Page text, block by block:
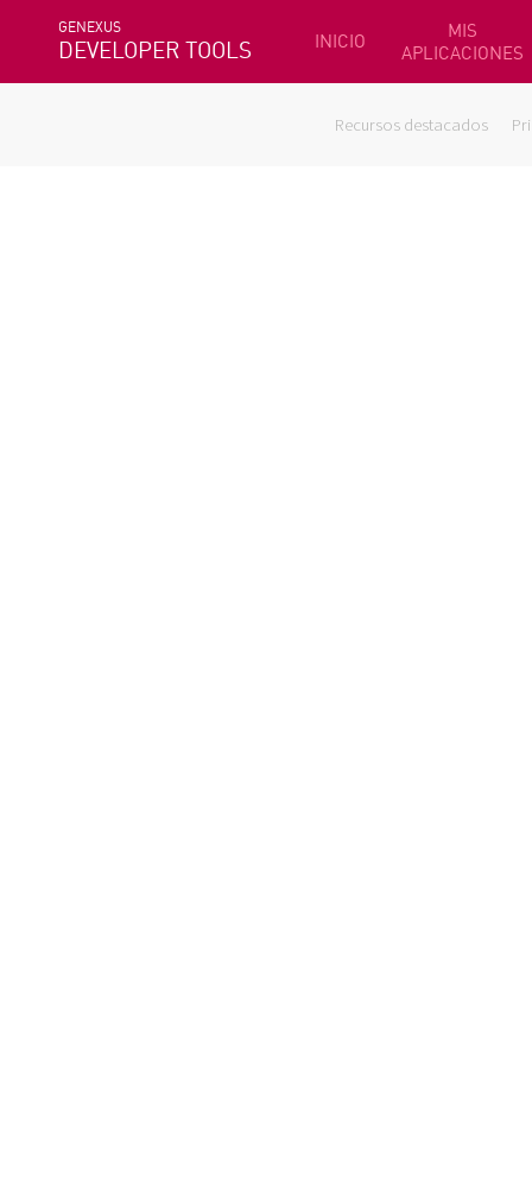
GENEXUS
DEVELOPER TOOLS INICIO
MIS
APLICACIONES
Recursos destacados